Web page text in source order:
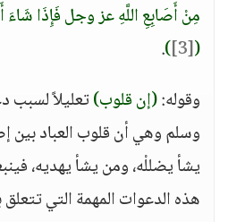
مِنْ أَصَابِعِ اللَّهِ عز وجل فَإِذَا شَاءَ
(
[3]
)
.
وقوله:(إن قلوب)تعليلاً لسبب
وسلم وهي أن قلوب العباد بين
يشأ يضللْه، ومن يشأ يهديه،
هذه الدعوات المهمة التي